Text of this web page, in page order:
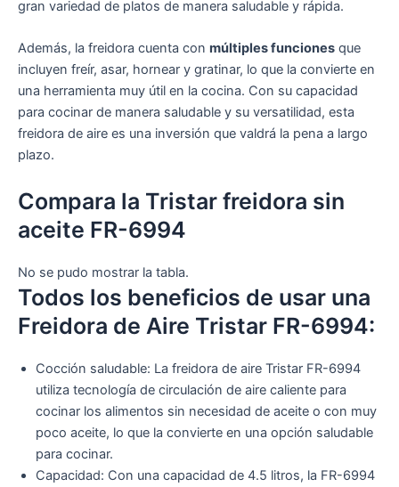
gran variedad de platos de manera saludable y rápida.
Además, la freidora cuenta con múltiples funciones que
incluyen freír, asar, hornear y gratinar, lo que la convierte en
una herramienta muy útil en la cocina. Con su capacidad
para cocinar de manera saludable y su versatilidad, esta
freidora de aire es una inversión que valdrá la pena a largo
plazo.
Compara la Tristar freidora sin
aceite FR-6994
No se pudo mostrar la tabla.
Todos los beneficios de usar una
Freidora de Aire Tristar FR-6994:
Cocción saludable: La freidora de aire Tristar FR-6994
utiliza tecnología de circulación de aire caliente para
cocinar los alimentos sin necesidad de aceite o con muy
poco aceite, lo que la convierte en una opción saludable
para cocinar.
Capacidad: Con una capacidad de 4.5 litros, la FR-6994